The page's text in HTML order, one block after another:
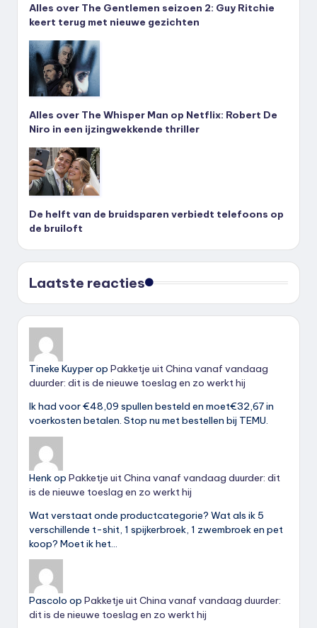
Alles over The Gentlemen seizoen 2: Guy Ritchie
keert terug met nieuwe gezichten
Alles over The Whisper Man op Netflix: Robert De
Niro in een ijzingwekkende thriller
De helft van de bruidsparen verbiedt telefoons op
de bruiloft
Laatste reacties
Tineke Kuyperop Pakketje uit China vanaf vandaag
duurder: dit is de nieuwe toeslag en zo werkt hij
Ik had voor €48,09 spullen besteld en moet€32,67 in
voerkosten betalen. Stop nu met bestellen bij TEMU.
Henkop Pakketje uit China vanaf vandaag duurder: dit
is de nieuwe toeslag en zo werkt hij
Wat verstaat onde productcategorie? Wat als ik 5
verschillende t-shit, 1 spijkerbroek, 1 zwembroek en pet
koop? Moet ik het…
Pascolo op Pakketje uit China vanaf vandaag duurder:
dit is de nieuwe toeslag en zo werkt hij